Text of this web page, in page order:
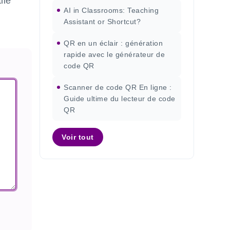
AI in Classrooms: Teaching
Assistant or Shortcut?
QR en un éclair : génération
rapide avec le générateur de
code QR
Scanner de code QR En ligne :
Guide ultime du lecteur de code
QR
Voir tout